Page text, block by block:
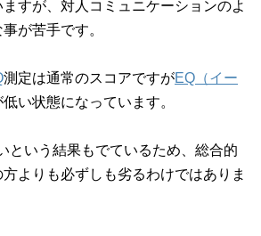
すが、対人コミュニケーションのよ
が苦手です。
測定は通常のスコアですがEQ（イー
い状態になっています。
という結果もでているため、総合的
よりも必ずしも劣るわけではありま